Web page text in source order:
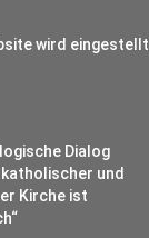
wird eingestellt
Dialog
und
Kirche ist